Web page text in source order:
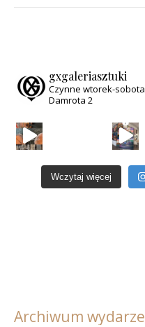
gxgaleriasztuki
Czynne wtorek-sobota
Damrota 2
Wczytaj więcej
Archiwum